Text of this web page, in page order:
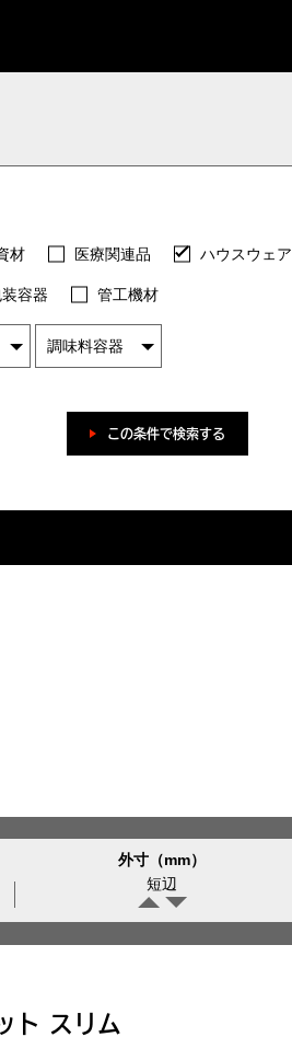
材 医療関連品 ハウスウェア
容器 管工機材
この条件で検索する
外寸（mm）
短辺
ト スリム